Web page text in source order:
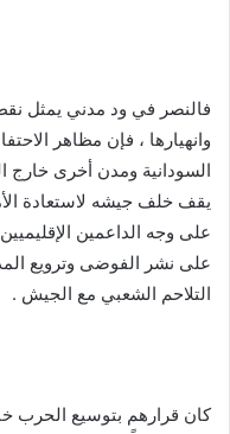
فالنصر في ود مدني يمثل
وانهيارها ، فإن مظاهر
السودانية ومدن أخرى
يقف خلف جيشه لاستعادة
على وجه الداعمين
على نشر الفوضى وترويع
التلاحم الشعبي مع الجيش .
كان قرارهم بتوسيع الحرب